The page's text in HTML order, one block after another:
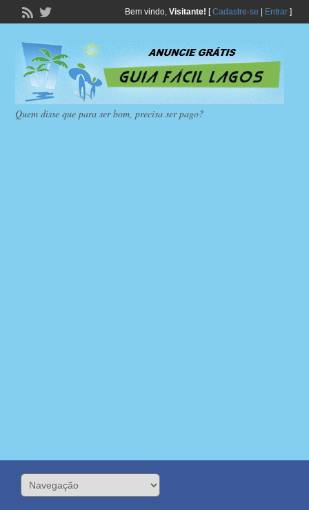
Bem vindo, Visitante! [Cadastre-se Entrar]
Quem disse que para ser bom, precisa ser pago?